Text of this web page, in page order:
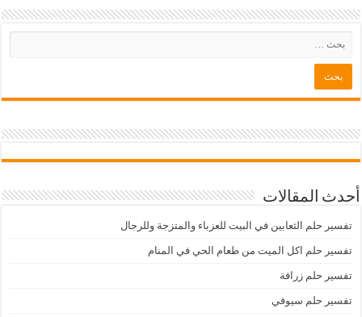
أحدث المقالات
تفسير حلم الثعابين في البيت للعزباء والمتزجة وللرجال
تفسير حلم اكل الميت من طعام الحي في المنام
تفسير حلم زرافة
تفسير حلم سيوفي